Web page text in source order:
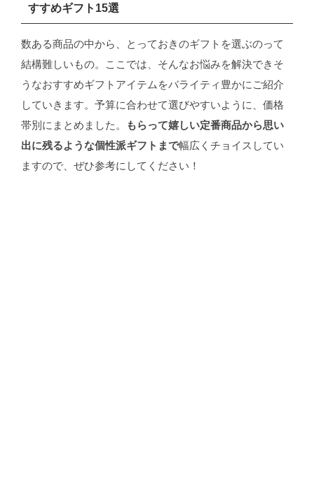
すすめギフト15選
数ある商品の中から、とっておきのギフトを選ぶのって
結構難しいもの。ここでは、そんなお悩みを解決できそ
うなおすすめギフトアイテムをバライティ豊かにご紹介
していきます。予算に合わせて選びやすいように、価格
帯別にまとめました。
もらって嬉しい定番商品から思い
出に残るような個性派ギフトまで幅広くチョイスしてい
ますので、ぜひ参考にしてください！